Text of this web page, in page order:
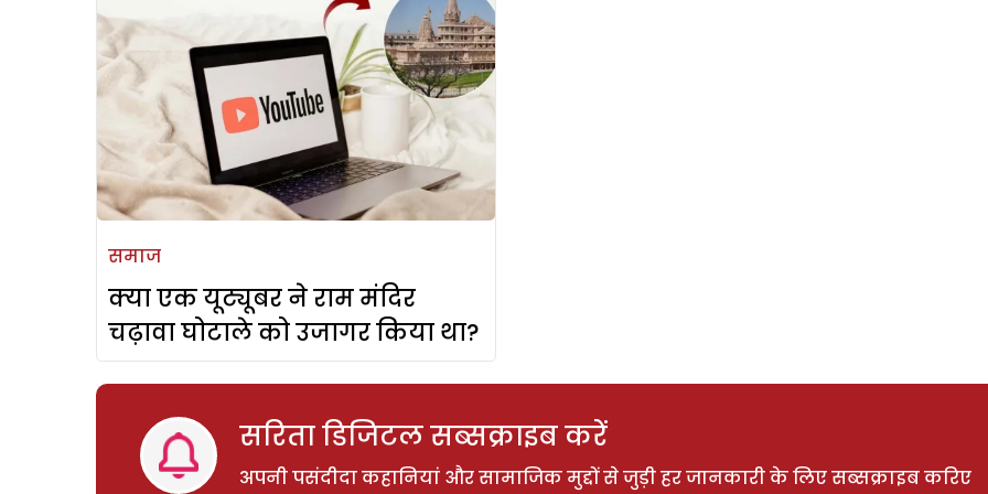
समाज
क्या एक यूट्यूबर ने राम मंदिर
चढ़ावा घोटाले को उजागर किया था?
सरिता डिजिटल सब्सक्राइब करें
अपनी पसंदीदा कहानियां और सामाजिक मुद्दों से जुड़ी हर जानकारी के लिए सब्सक्राइब करिए